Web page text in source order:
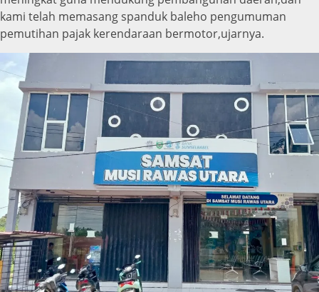
kami telah memasang spanduk baleho pengumuman
pemutihan pajak kerendaraan bermotor,ujarnya.